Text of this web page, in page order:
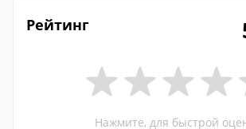
Рейтинг
Нажмите, для быстрой